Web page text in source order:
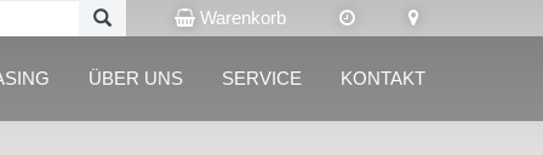
Warenkorb
ÜBER UNS SERVICE KONTAKT